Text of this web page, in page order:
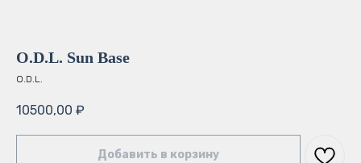
O.D.L. Sun Base
O.D.L.
10500,00 ₽
Добавить в корзину